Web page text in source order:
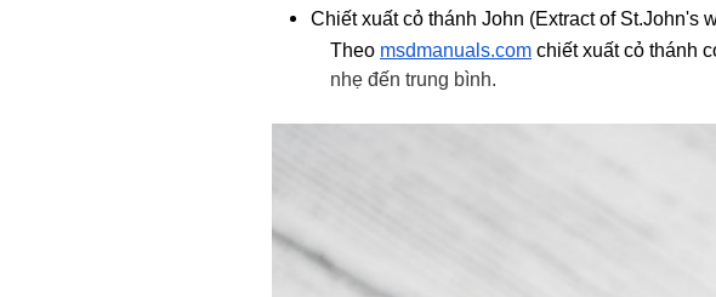
Chiết xuất cỏ thánh John (Extract of St.John's
Theo msdmanuals.com chiết xuất cỏ thánh
nhẹ đến trung bình.